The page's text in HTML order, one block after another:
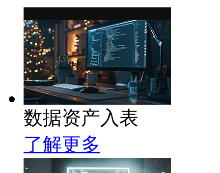
数据资产入表
了解更多